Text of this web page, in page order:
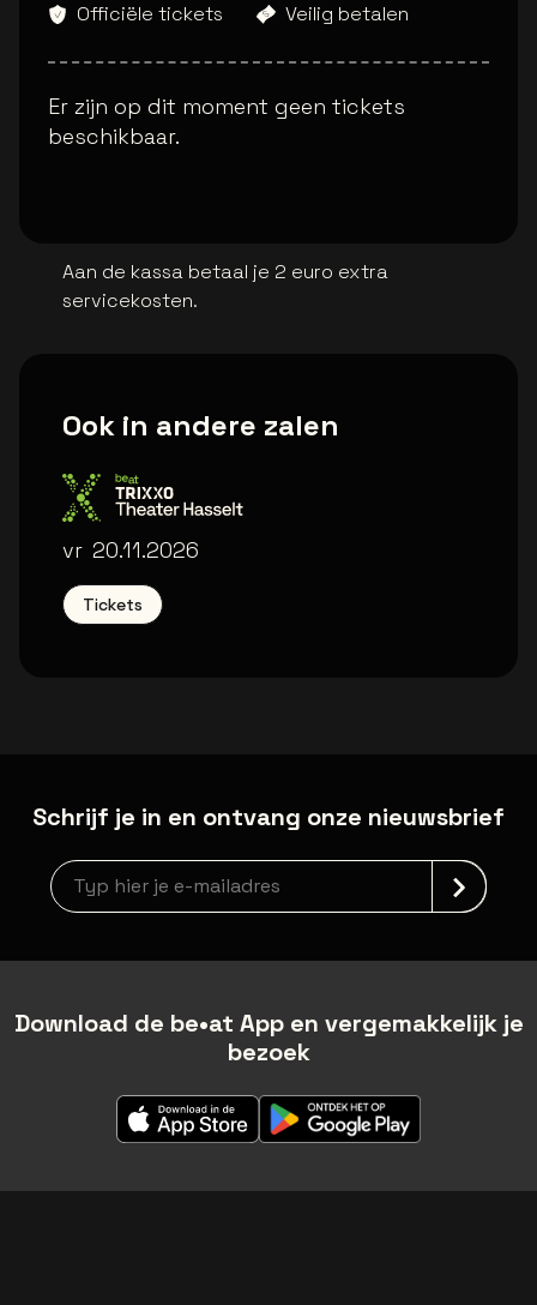
Officiële tickets Veilig betalen
Er zijn op dit moment geen tickets
beschikbaar.
Aan de kassa betaal je 2 euro extra
servicekosten.
Ook in andere zalen
Trixxo Theater
vr 20.11.2026
Tickets
Schrijf je in en ontvang onze nieuwsbrief
Nieuwsbrief aanmelding
Download de be•at App en vergemakkelijk je
bezoek